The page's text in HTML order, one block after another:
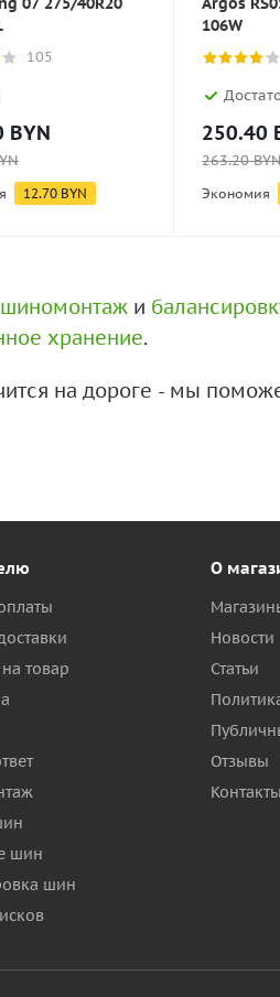
105
BYN
12.70 BYN
106W
250.40
263.20
Экономия
шиномонтаж и
хранение.
на дороге - мы
товар
шин
шин
О
Новости
Статьи
Отзывы
Контакты